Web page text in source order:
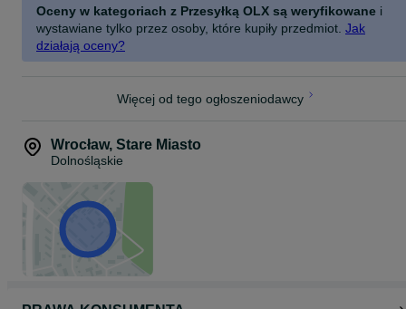
Oceny w kategoriach z Przesyłką OLX są weryfikowane i
wystawiane tylko przez osoby, które kupiły przedmiot. Jak
działają oceny?
Więcej od tego ogłoszeniodawcy
Wrocław, Stare Miasto
Dolnośląskie